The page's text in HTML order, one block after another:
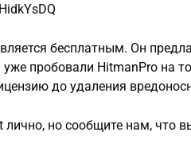
бесплатным. Он
пробовали HitmanPro на
до удаления
лично, но сообщите нам, что